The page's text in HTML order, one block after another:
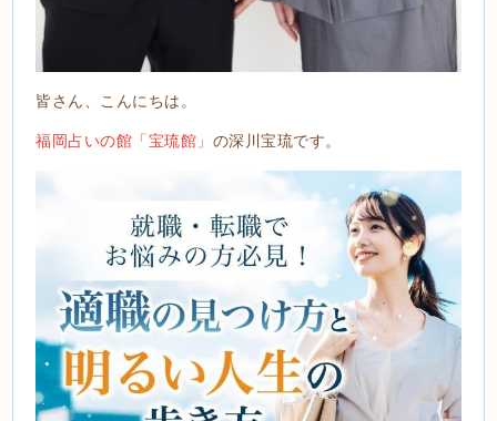
皆さん、こんにちは。
福岡占いの館「宝琉館」 の深川宝琉です。